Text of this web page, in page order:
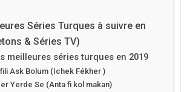
Séries Turques à suivre en
& Séries TV)
meilleures séries turques en 2019
Ask Bolum (Ichek Fékher )
Yerde Se (Anta fi kol makan)